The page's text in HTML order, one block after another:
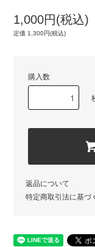
1,000円(税込)
定価 1,300円(税込)
購入数
返品について
特定商取引法に基づ